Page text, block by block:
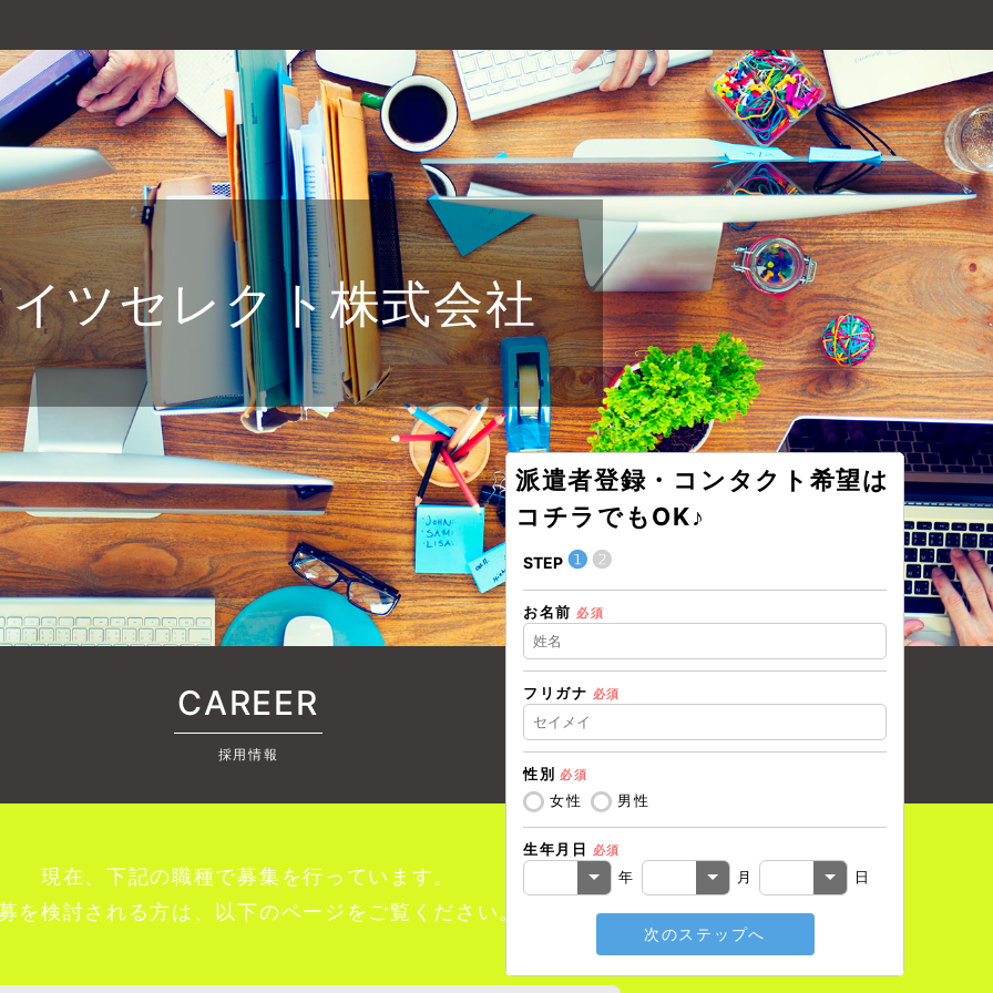
ツセレクト株式会社
派遣者登録・コンタクト希望は
コチラでもOK♪
STEP ❶❷
お名前 必須
フリガナ 必須
性別 必須
女性 男性
生年月日 必須
年 月 日
次のステップへ
STEP❶❷
現在の職業
CAREER
採用情報
現在、下記の職種で募集を行っています。
を検討される方は、以下のページをご覧ください。